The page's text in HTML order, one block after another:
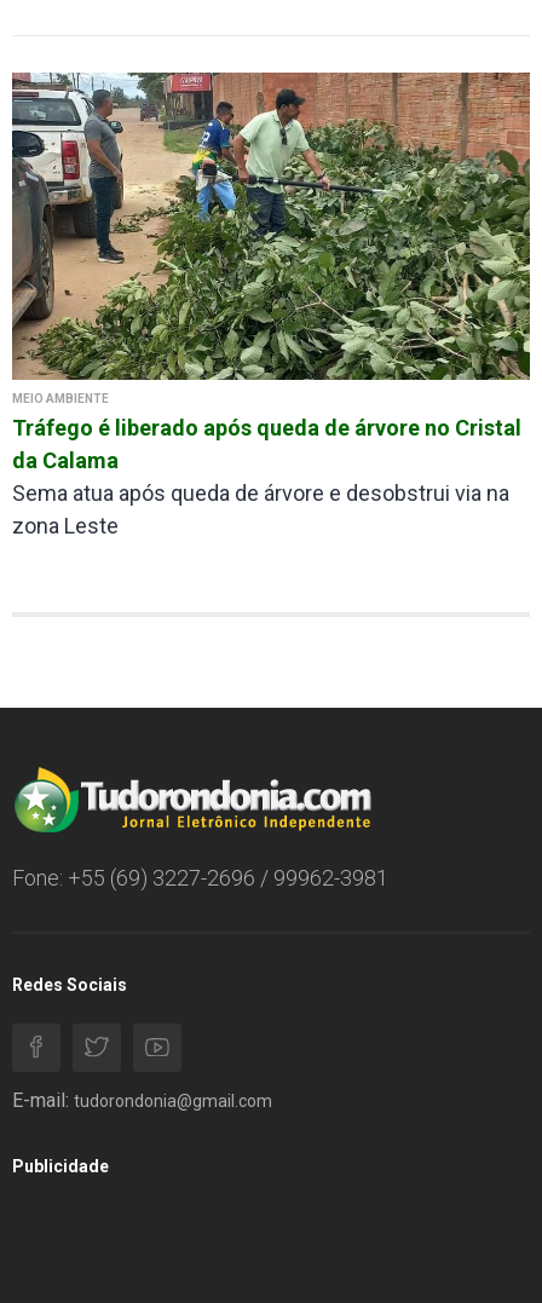
MEIO AMBIENTE
Tráfego é liberado após queda de árvore no Cristal
da Calama
Sema atua após queda de árvore e desobstrui via na
zona Leste
Fone: +55 (69) 3227-2696 / 99962-3981
Redes Sociais
E-mail: tudorondonia@gmail.com
Publicidade